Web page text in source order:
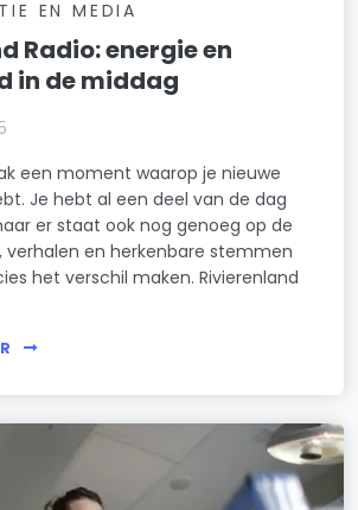
EN MEDIA
Radio: energie en
in de middag
een moment waarop je nieuwe
Je hebt al een deel van de dag
er staat ook nog genoeg op de
verhalen en herkenbare stemmen
het verschil maken. Rivierenland